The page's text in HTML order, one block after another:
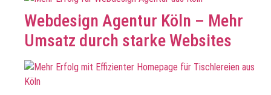
Webdesign Agentur Köln – Mehr
Umsatz durch starke Websites